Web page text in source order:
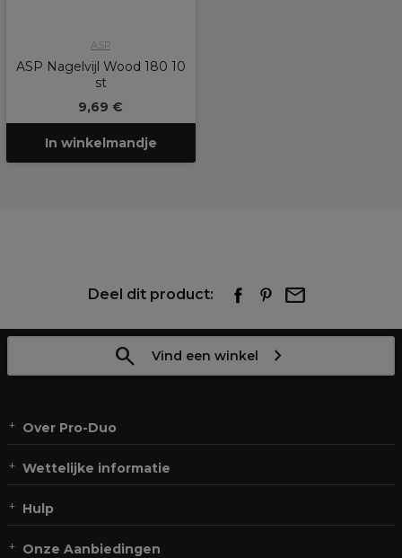
ASP
ASP Nagelvijl Wood 180 10
st
9,69 €
In winkelmandje
Deel dit product:
Vind een winkel
Over Pro-Duo
Wettelijke informatie
Hulp
Onze Aanbiedingen